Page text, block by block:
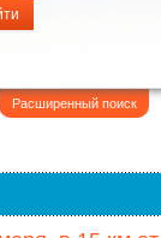
Расширенный поиск